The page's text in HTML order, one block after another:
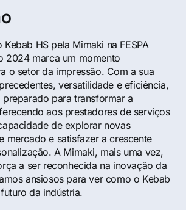
HS pela Mimaki na FESPA
2024 marca um momento
o setor da impressão. Com a sua
versatilidade e eficiência,
preparado para transformar a
aos prestadores de serviços
de explorar novas
mercado e satisfazer a crescente
A Mimaki, mais uma vez,
a ser reconhecida na inovação da
ansiosos para ver como o Kebab
da indústria.